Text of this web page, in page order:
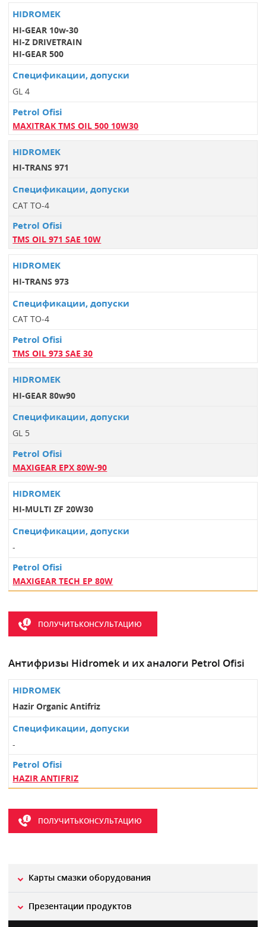
HI-GEAR 10w-30
HI-Z DRIVETRAIN
HI-GEAR 500
GL 4
MAXITRAK TMS OIL 500 10W30
HI-TRANS 971
CAT TO-4
TMS OIL 971 SAE 10W
HI-TRANS 973
CAT TO-4
TMS OIL 973 SAE 30
HI-GEAR 80w90
GL 5
MAXIGEAR EPX 80W-90
HI-MULTI ZF 20W30
-
MAXIGEAR TECH EP 80W
ПОЛУЧИТЬКОНСУЛЬТАЦИЮ
Антифризы Hidromek и их аналоги Petrol Ofisi
Hazir Organic Antifriz
-
HAZIR ANTIFRIZ
ПОЛУЧИТЬКОНСУЛЬТАЦИЮ
Карты смазки оборудования
Презентации продуктов